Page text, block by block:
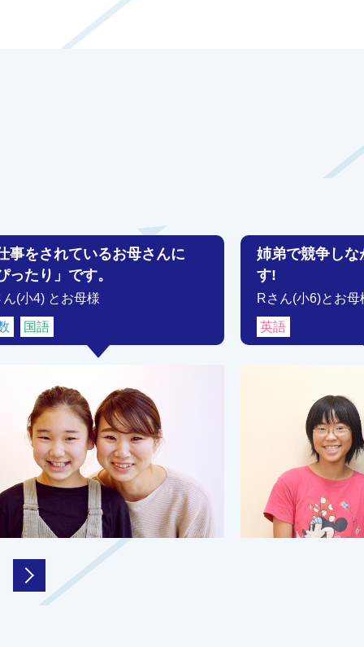
事をされているお母さんに
ったり」です。
ん(小4) とお母様
国語
姉弟で競争し
す!
Rさん(小6)とお母
英語